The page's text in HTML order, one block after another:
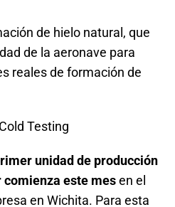
de hielo natural, que
de la aeronave para
reales de formación de
unidad de producción
comienza este mesen el
en Wichita. Para esta